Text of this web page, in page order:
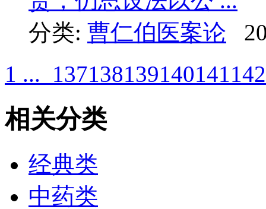
分类: 曹仁伯医案论
1 ... 137138139140141142
相关分类
经典类
中药类